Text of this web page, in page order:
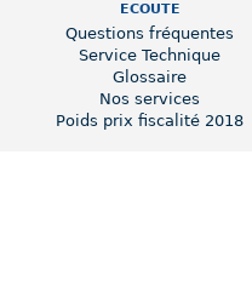
ECOUTE
Questions fréquentes
Service Technique
Glossaire
Nos services
Poids prix fiscalité 2018